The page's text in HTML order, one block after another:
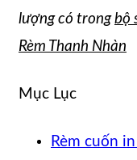
lượng có trongbộ
Rèm Thanh Nhàn
Mục Lục
Rèm cuốn